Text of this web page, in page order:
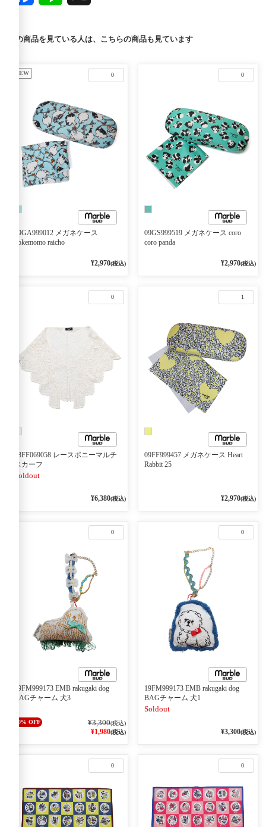
この商品を見ている人は、こちらの商品も見ています
0
NEW
09GA999012 メガネケース
kokemomo raicho
¥2,970(税込)
0
09GS999519 メガネケース coro
coro panda
¥2,970(税込)
0
08FF069058 レースポニーマルチ
スカーフ
Soldout
¥6,380(税込)
1
09FF999457 メガネケース Heart
Rabbit 25
¥2,970(税込)
0
40% OFF
19FM999173 EMB rakugaki dog
BAGチャーム 犬3
¥3,300(税込)
¥1,980(税込)
0
19FM999173 EMB rakugaki dog
BAGチャーム 犬1
Soldout
¥3,300(税込)
0 0